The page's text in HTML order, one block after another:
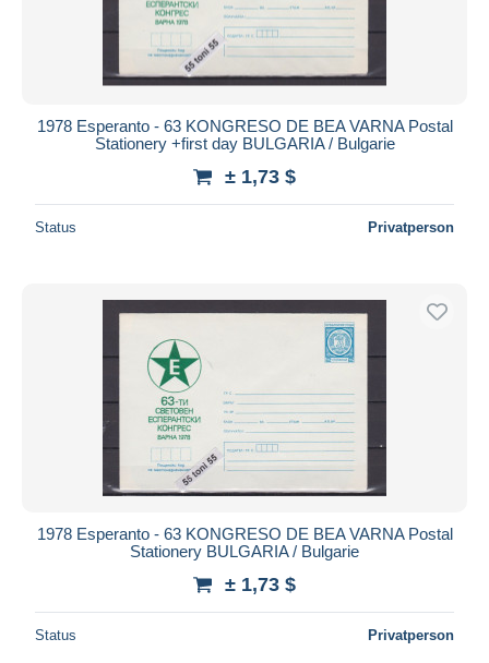
1978 Esperanto - 63 KONGRESO DE BEA VARNA Postal
Stationery +first day BULGARIA / Bulgarie
± 1,73 $
Status Privatperson
1978 Esperanto - 63 KONGRESO DE BEA VARNA Postal
Stationery BULGARIA / Bulgarie
± 1,73 $
Status Privatperson